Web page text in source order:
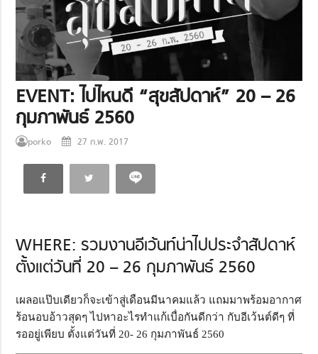
EVENT: ไปไหนดี “สุขสัปดาห์” 20 – 26
กุมภาพันธ์ 2560
porko 27 ก.พ. 2017
WHERE: รวมงานอีเว้นท์น่าไปประจำสัปดาห์
ตั้งแต่วันที่ 20 – 26 กุมภาพันธ์ 2560
เผลอแป๊บเดียวก็จะเข้าสู่เดือนมีนาคมแล้ว แถมมาพร้อมอากาศ
ร้อนอบอ้าวสุดๆ ไปหาอะไรทำแก้เบื่อกันดีกว่า กับอีเว้นต์ดีๆ ที่
รออยู่เพียบ ตั้งแต่วันที่ 20- 26 กุมภาพันธ์ 2560